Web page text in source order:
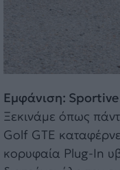
Εμφάνιση: Sportive
Ξεκινάμε όπως
Golf GTE
κορυφαία Plug-In